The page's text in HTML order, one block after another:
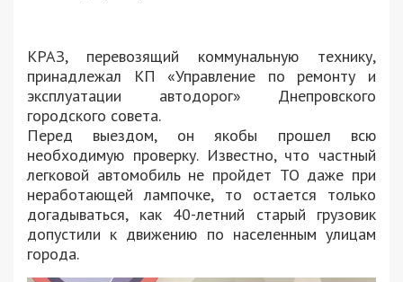
КРАЗ, перевозящий коммунальную технику,
принадлежал КП «Управление по ремонту и
эксплуатации автодорог» Днепровского
городского совета.
Перед выездом, он якобы прошел всю
необходимую проверку. Известно, что частный
легковой автомобиль не пройдет ТО даже при
неработающей лампочке, то остается только
догадываться, как 40-летний старый грузовик
допустили к движению по населенным улицам
города.